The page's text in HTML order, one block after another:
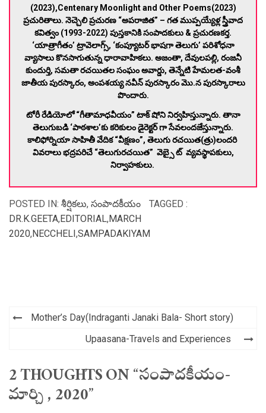
(2023),Centenary Moonlight and Other Poems(2023)
ప్రచురితాలు. నెచ్చెలి ప్రచురణ “అపరాజిత” – గత ముప్పయ్యేళ్ల స్త్రీవాద
కవిత్వం (1993-2022) పుస్తకానికి సంపాదకులు & ప్రచురణకర్త.
‘యాత్రాగీతం’ ట్రావెలాగ్స్, ‘కంప్యూటర్ భాషగా తెలుగు’ పరిశోధనా
వ్యాసాలు కొనసాగుతున్న ధారావాహికలు. అజంతా, దేవులపల్లి, రంజనీ
కుందుర్తి, సమతా రచయితల సంఘం అవార్డు, తెన్నేటి హేమలత-వంశీ
జాతీయ పురస్కారం, అంపశయ్య నవీన్ పురస్కారం మొ.న పురస్కారాలు
పొందారు.
టోరీ రేడియోలో “గీతామాధవీయం” టాక్ షోని నిర్వహిస్తున్నారు. తానా
తెలుగుబడి ‘పాఠశాల’కు కరికులం డైరెక్టర్ గా సేవలందజేస్తున్నారు.
కాలిఫోర్నియా సాహితీ వేదిక “వీక్షణం”, తెలుగు రచయిత(త్రు)లందరి
వివరాలు భద్రపరిచే “తెలుగురచయిత” వెబ్సై ట్ వ్యవస్థాపకులు,
నిర్వాహకులు.
POSTED IN: శీర్షికలు, సంపాదకీయం
TAGGED :
DR.K.GEETA,EDITORIAL,MARCH
2020,NECCHELI,SAMPADAKIYAM
PostMother’s Day(Indraganti Janaki Bala- Short story)
Upaasana-Travels and Experiences
2 THOUGHTS ON “సంపాదకీయం-
మార్చి , 2020”